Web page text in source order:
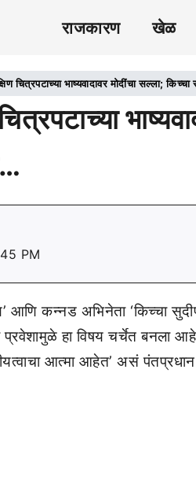
राजकारण खेळ
चित्रपटाच्या भाष्यवादावर मोदींचा सल्ला;
PM
कन्नड अभिनेता ‘किच्चा
हा विषय चर्चेत बनला
आत्मा आहेत’ असं पंतप्रधान